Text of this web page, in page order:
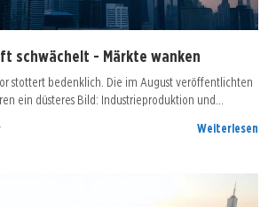
schwächelt - Märkte wanken
stottert bedenklich. Die im August veröffentlichten
ein düsteres Bild: Industrieproduktion und…
Weiterlesen